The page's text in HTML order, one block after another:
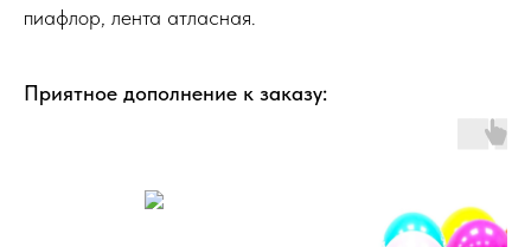
пиафлор, лента атласная.
Приятное дополнение к заказу: